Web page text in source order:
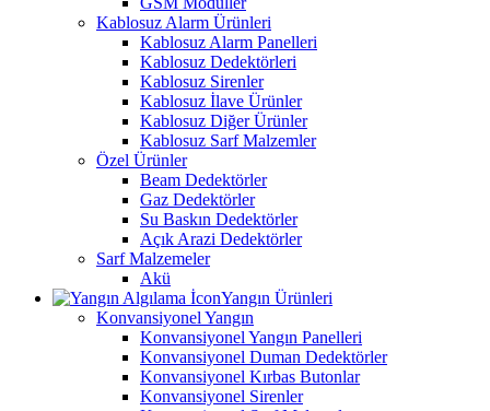
Kablosuz Alarm Ürünleri
Kablosuz Alarm Panelleri
Kablosuz Dedektörleri
Kablosuz Sirenler
Kablosuz İlave Ürünler
Kablosuz Diğer Ürünler
Kablosuz Sarf Malzemler
Özel Ürünler
Beam Dedektörler
Gaz Dedektörler
Su Baskın Dedektörler
Açık Arazi Dedektörler
Sarf Malzemeler
Akü
Yangın Ürünleri
Konvansiyonel Yangın
Konvansiyonel Yangın Panelleri
Konvansiyonel Duman Dedektörler
Konvansiyonel Kırbas Butonlar
Konvansiyonel Sirenler